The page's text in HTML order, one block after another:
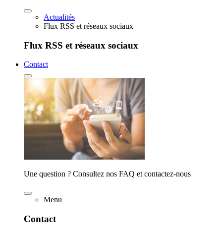
Actualités
Flux RSS et réseaux sociaux
Flux RSS et réseaux sociaux
Contact
Une question ? Consultez nos FAQ et contactez-nous
Menu
Contact